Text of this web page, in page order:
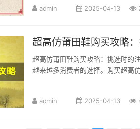
admin 2025-04-13
超高仿莆田鞋购买攻略
超高仿莆田鞋购买攻略：挑选时的
越来越多消费者的选择。购买超高
admin 2025-04-13